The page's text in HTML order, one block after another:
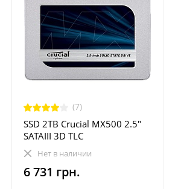
(7)
SSD 2TB Crucial MX500 2.5"
SATAIII 3D TLC
(CT2000MX500SSD1)
Нет в наличии
6 731 грн.